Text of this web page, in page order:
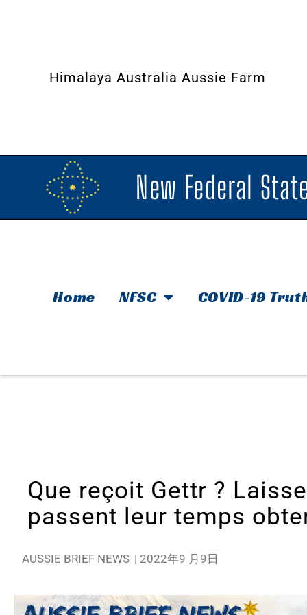
Himalaya Australia Aussie Farm
New Federal
Home NFSC COVID-19
Que reçoit Gettr ?
passent leur temps
AUSSIE BRIEF NEWS | 2022年9 月9日